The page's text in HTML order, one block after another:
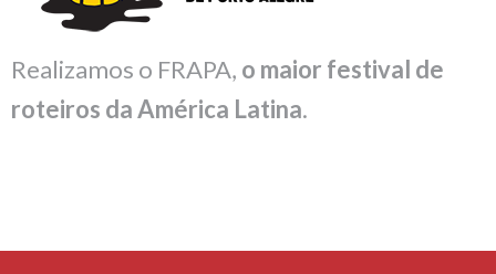
Realizamos o FRAPA, o maior festival de
roteiros da América Latina.